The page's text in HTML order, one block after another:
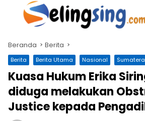
Langsung
Beranda Berita
Berita Berita Utama Nasional
Kuasa Hukum Erika
diduga melakukan
Justice kepada